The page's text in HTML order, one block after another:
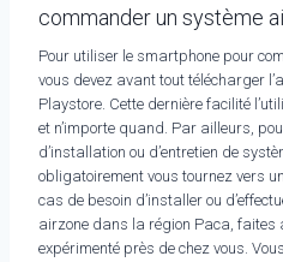
commander un système
Pour utiliser le smartphone pour
vous devez avant tout télécharger
Playstore. Cette dernière facilité
et n’importe quand. Par ailleurs,
d’installation ou d’entretien de
obligatoirement vous tournez vers
cas de besoin d’installer ou
airzone dans la région Paca,
expérimenté près de chez vous.